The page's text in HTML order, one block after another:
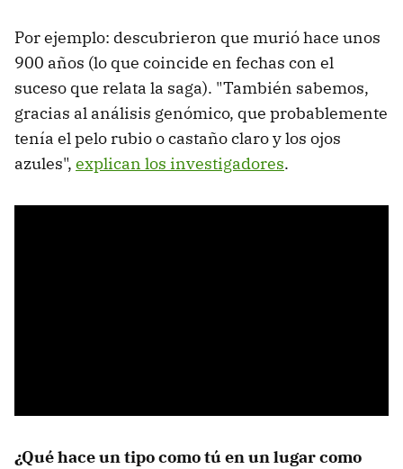
Por ejemplo: descubrieron que murió hace unos
900 años (lo que coincide en fechas con el
suceso que relata la saga). "También sabemos,
gracias al análisis genómico, que probablemente
tenía el pelo rubio o castaño claro y los ojos
azules", explican los investigadores.
¿Qué hace un tipo como tú en un lugar como